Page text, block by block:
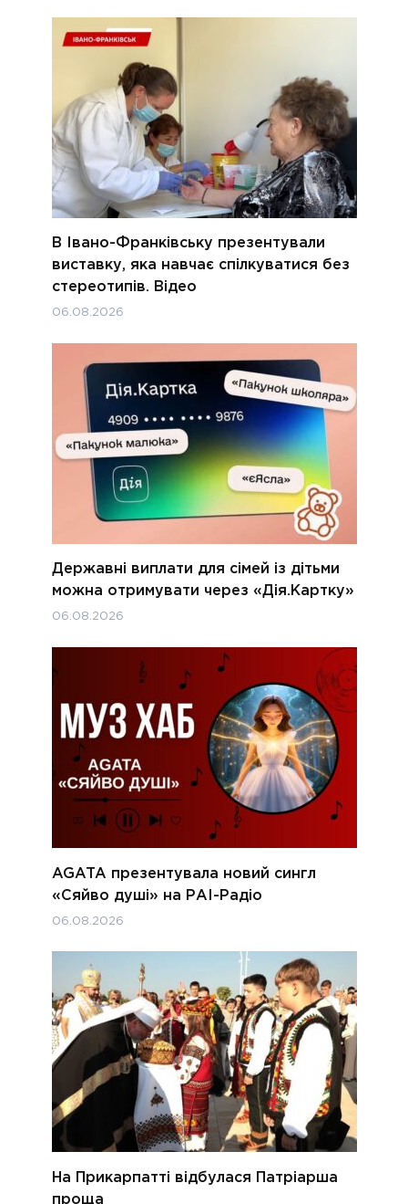
В Івано-Франківську презентували
виставку, яка навчає спілкуватися без
стереотипів. Відео
06.08.2026
Державні виплати для сімей із дітьми
можна отримувати через «Дія.Картку»
06.08.2026
AGATA презентувала новий сингл
«Сяйво душі» на РАІ-Радіо
06.08.2026
На Прикарпатті відбулася Патріарша
проща